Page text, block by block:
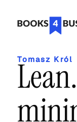
Tomasz Król